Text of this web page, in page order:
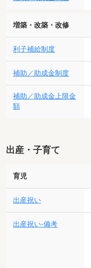
増築・改築・改修
利子補給制度
補助／助成金制度
補助／助成金上限金
額
出産・子育て
育児
出産祝い
出産祝い-備考